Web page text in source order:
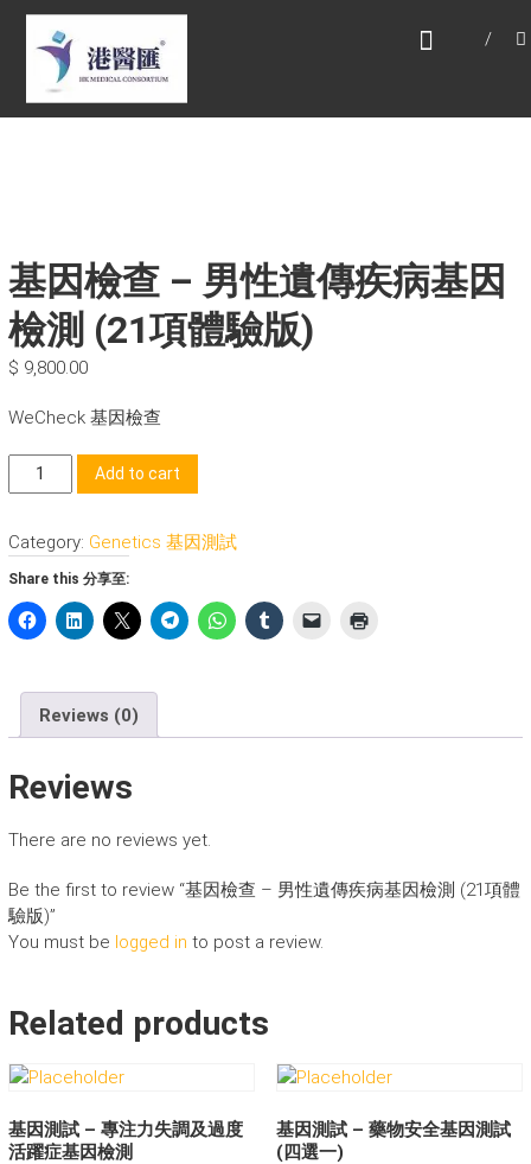
Skip
content
HONG KONG MEDICAL
CONSORTIUM LIMITED 港
醫匯
HEALTH CARE 醫健服務, GENERAL PRACTICE
郵至 Email: enquiry@hkmcgroup.com
基因檢查 – 男性遺傳疾病基因
檢測 (21項體驗版)
$ 9,800.00
WeCheck 基因檢查
因
查
-
男
性
疾
因
檢
測
項
體
驗
Add to cart
Category: Genetics 基因測試
Share this 分享至:
Reviews (0)
Reviews
There are no reviews yet.
Be the first to review “基因檢查 – 男性遺傳疾病基因檢測 (21項體
驗版)”
You must be logged in to post a review.
Related products
基因測試 – 專注力失調及過度
活躍症基因檢測
基因測試 – 藥物安全基因測試
(四選一)